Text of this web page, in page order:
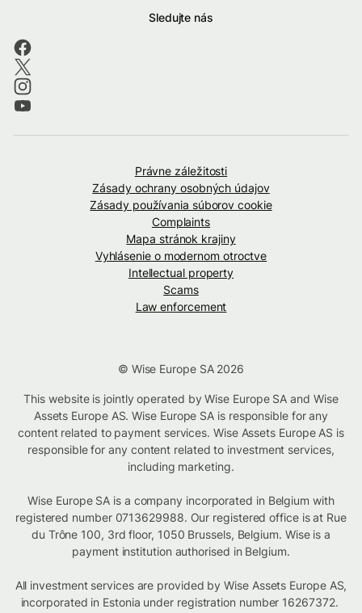
Sledujte nás
Právne záležitosti
Zásady ochrany osobných údajov
Zásady používania súborov cookie
Complaints
Mapa stránok krajiny
Vyhlásenie o modernom otroctve
Intellectual property
Scams
Law enforcement
© Wise Europe SA 2026
This website is jointly operated by Wise Europe SA and Wise
Assets Europe AS. Wise Europe SA is responsible for any
content related to payment services. Wise Assets Europe AS is
responsible for any content related to investment services,
including marketing.
Wise Europe SA is a company incorporated in Belgium with
registered number 0713629988. Our registered office is at Rue
du Trône 100, 3rd floor, 1050 Brussels, Belgium. Wise is a
payment institution authorised in Belgium.
All investment services are provided by Wise Assets Europe AS,
incorporated in Estonia under registration number 16267372.